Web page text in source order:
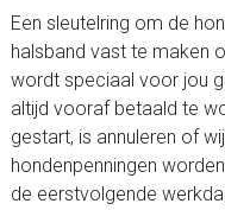
Een sleutelring om de
halsband vast te maken
wordt speciaal voor jou
altijd vooraf betaald te
gestart, is annuleren of
hondenpenningen
de eerstvolgende